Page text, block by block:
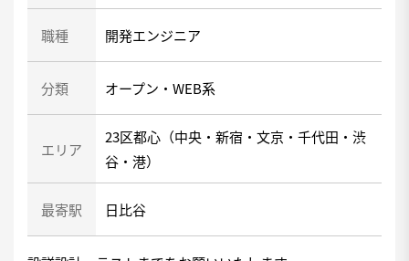
職種 開発エンジニア
分類 オープン・WEB系
エリア
23区都心（中央・新宿・文京・千代田・渋
谷・港）
最寄駅 日比谷